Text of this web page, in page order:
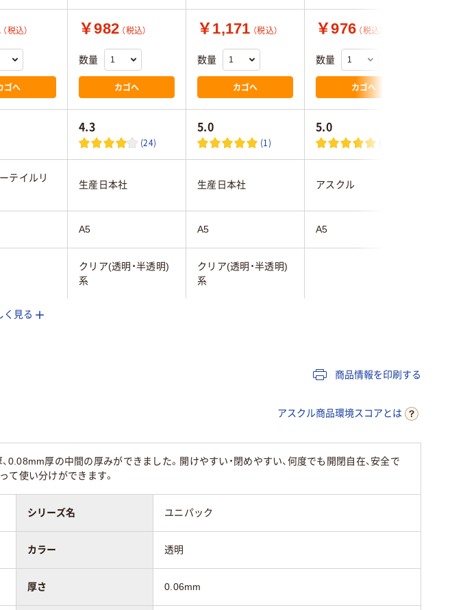
（税込）
ゴへ
￥982 （税込）
数量
カゴへ
￥1,171 （税込）
数量
カゴへ
￥976 （税込）
数量
カゴへ
4.3
(24)
5.0
(1)
5.0
(8)
テイルリ
生産日本社 生産日本社 アスクル
A5 A5 A5
クリア(透明・半透明)
系
クリア(透明・半透明)
系
ルツルタイ
25
く見る
商品情報を印刷する
アスクル商品環境スコアとは
厚の中間の厚みができました。開けやすい・閉めやすい、何度でも開閉自在、安全で
て使い分けができます。
シリーズ名 ユニパック
カラー 透明
厚さ 0.06mm